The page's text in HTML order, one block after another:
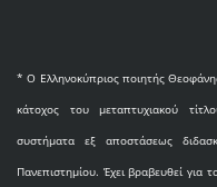
* O Eλληνοκύπριος ποιητής
κάτοχος του μεταπτυχιακού
συστήματα εξ αποστάσεως
Πανεπιστημίου. Έχει βραβευθεί για